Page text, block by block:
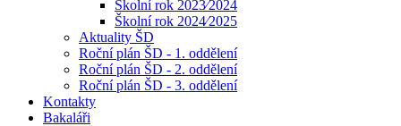
Školní rok 2023⁄2024
Školní rok 2024⁄2025
Aktuality ŠD
Roční plán ŠD - 1. oddělení
Roční plán ŠD - 2. oddělení
Roční plán ŠD - 3. oddělení
Kontakty
Bakaláři